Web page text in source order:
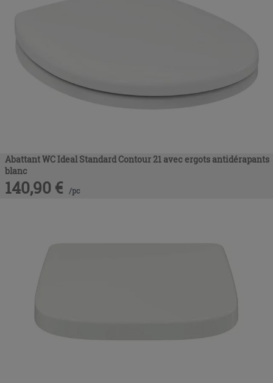
Abattant WC Ideal Standard Contour 21 avec ergots antidérapants
blanc
140,90 € /pc